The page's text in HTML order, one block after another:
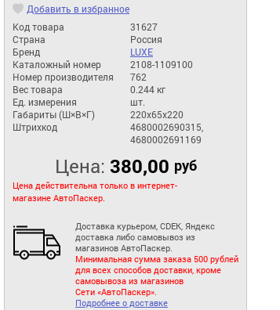
Добавить в избранное
Код товара
31627
Страна
Россия
Бренд
LUXE
Каталожный номер
2108-1109100
Номер производителя
762
Вес товара
0.244 кг
Ед. измерения
шт.
Габариты (Ш×В×Г)
220x65x220
Штрихкод
4680002690315,
4680002691169
Цена: 380,00 руб
Цена действительна только в интернет-
магазине АвтоПаскер.
Доставка курьером, CDEK, Яндекс
доставка либо самовывоз из
магазинов АвтоПаскер.
Минимальная сумма заказа 500 рублей
для всех способов доставки, кроме
самовывоза из магазинов
Сети «АвтоПаскер».
Подробнее о доставке